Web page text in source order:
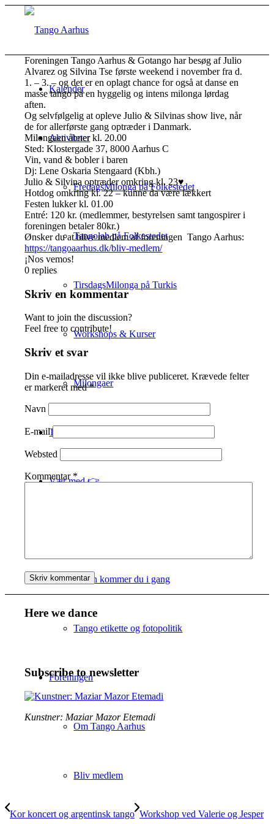
Kalender
Aktiviteter
FredagsMilonga på Folkestedet
Tangolab på Folkestedet
TirsdagsMilonga på Turkis
Workshops & Kurser
Milongaer
TangoSpirer
Vær med 👉
Sådan kommer du i gang
Tango etikette og fotopolitik
Foreningen
Om Tango Aarhus
Bliv medlem
Foreningen Tango Aarhus & Gotango har besøg af Julio
Alvarez og Silvina Tse første weekend i november fra d.
1. – 3. – og det er en oplagt chance for også at danse en
masse tango på en hyggelig og intens milonga lørdag
aften.
Og selvfølgelig at opleve Julio & Silvinas show live, når
de for allerførste gang optræder i Danmark.
Milongaen åbner kl. 20.00
Sted: Klostergade 37, 8000 Aarhus C
Vin, vand & bobler i baren
Dj: Lene Oskaria Stengaard (Kbh.)
Julio & Silvina optræder omkring kl. 23♥
Hotdog omkring kl. 22 – kunne da være lækkert
Festen lukker kl. 01.00
Entré: 120 kr. (medlemmer, bestyrelsen samt tangospirer i
foreningen betaler 80kr.)
Ønsker du at blive medlem af foreningen Tango Aarhus:
https://tangoaarhus.dk/bliv-medlem/
¡Nos vemos!
0 replies
Skriv en kommentar
Want to join the discussion?
Feel free to contribute!
Skriv et svar
Din e-mailadresse vil ikke blive publiceret. Krævede felter
er markeret med*
Navn
E-mail
Websted
Kommentar *
Here we dance
Subscribe to newsletter
Kunstner: Maziar Mazor Etemadi
Kor koncert og argentinsk tango Workshop ved Valerie og Jesper